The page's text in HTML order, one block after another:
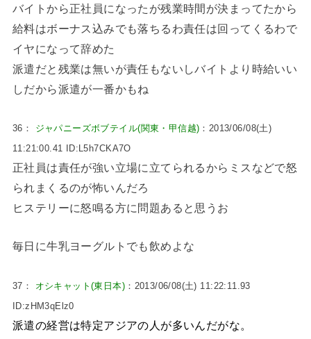
バイトから正社員になったが残業時間が決まってたから
給料はボーナス込みでも落ちるわ責任は回ってくるわで
イヤになって辞めた
派遣だと残業は無いが責任もないしバイトより時給いい
しだから派遣が一番かもね
36： ジャパニーズボブテイル(関東・甲信越) ：2013/06/08(土)
11:21:00.41 ID:L5h7CKA7O
正社員は責任が強い立場に立てられるからミスなどで怒
られまくるのが怖いんだろ
ヒステリーに怒鳴る方に問題あると思うお
毎日に牛乳ヨーグルトでも飲めよな
37： オシキャット(東日本) ：2013/06/08(土) 11:22:11.93
ID:zHM3qElz0
派遣の経営は特定アジアの人が多いんだがな。